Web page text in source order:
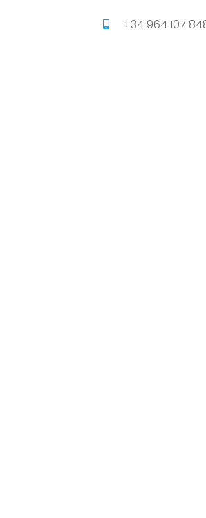
 +34 964 107